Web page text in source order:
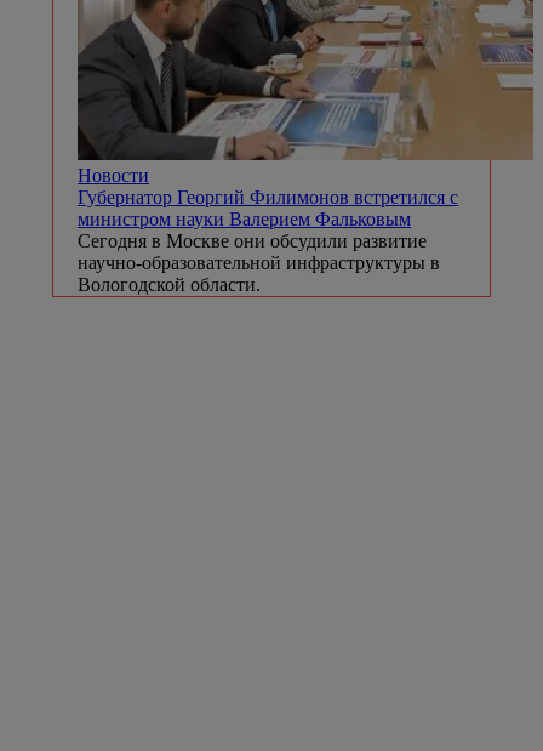
Новости
Губернатор Георгий Филимонов встретился с
министром науки Валерием Фальковым
Сегодня в Москве они обсудили развитие
научно-образовательной инфраструктуры в
Вологодской области.